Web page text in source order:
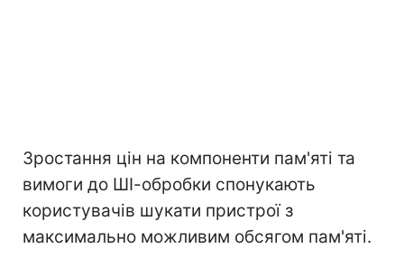
Зростання цін на компоненти пам'яті та
вимоги до ШІ-обробки спонукають
користувачів шукати пристрої з
максимально можливим обсягом пам'яті.